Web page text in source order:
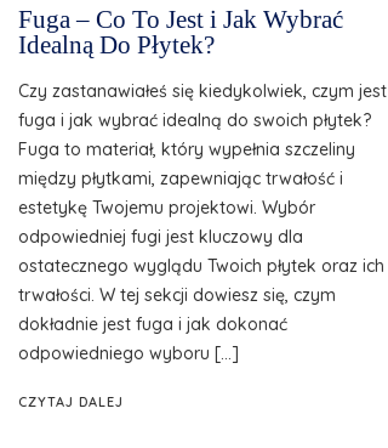
Fuga – Co To Jest i Jak Wybrać
Idealną Do Płytek?
Czy zastanawiałeś się kiedykolwiek, czym jest
fuga i jak wybrać idealną do swoich płytek?
Fuga to materiał, który wypełnia szczeliny
między płytkami, zapewniając trwałość i
estetykę Twojemu projektowi. Wybór
odpowiedniej fugi jest kluczowy dla
ostatecznego wyglądu Twoich płytek oraz ich
trwałości. W tej sekcji dowiesz się, czym
dokładnie jest fuga i jak dokonać
odpowiedniego wyboru […]
CZYTAJ DALEJ